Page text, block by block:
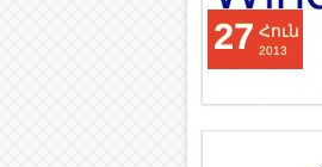
27 Հուն
2013